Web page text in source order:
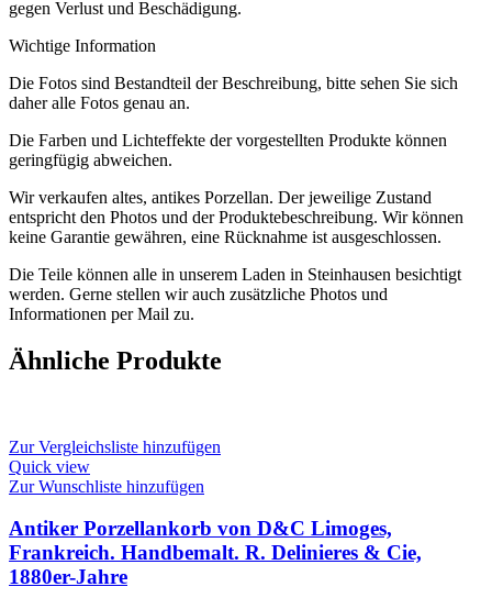
gegen Verlust und Beschädigung.
Wichtige Information
Die Fotos sind Bestandteil der Beschreibung, bitte sehen Sie sich
daher alle Fotos genau an.
Die Farben und Lichteffekte der vorgestellten Produkte können
geringfügig abweichen.
Wir verkaufen altes, antikes Porzellan. Der jeweilige Zustand
entspricht den Photos und der Produktebeschreibung. Wir können
keine Garantie gewähren, eine Rücknahme ist ausgeschlossen.
Die Teile können alle in unserem Laden in Steinhausen besichtigt
werden. Gerne stellen wir auch zusätzliche Photos und
Informationen per Mail zu.
Ähnliche Produkte
Zur Vergleichsliste hinzufügen
Quick view
Zur Wunschliste hinzufügen
Antiker Porzellankorb von D&C Limoges,
Frankreich. Handbemalt. R. Delinieres & Cie,
1880er-Jahre